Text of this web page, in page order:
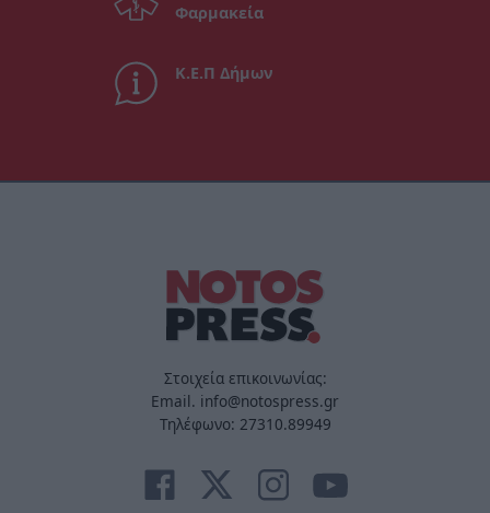
Φαρμακεία
Κ.Ε.Π Δήμων
Στοιχεία επικοινωνίας:
Email. info@notospress.gr
Τηλέφωνο: 27310.89949